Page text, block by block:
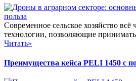
Современное сельское хозяйство всё
технологии, позволяющие
Читать»
Преимущества кейса PELI 1450 с